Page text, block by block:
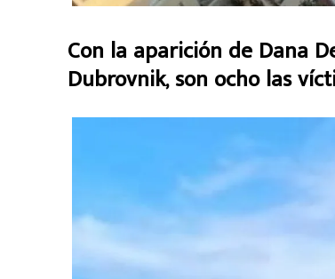
Con la aparición de Dana
Dubrovnik, son ocho las